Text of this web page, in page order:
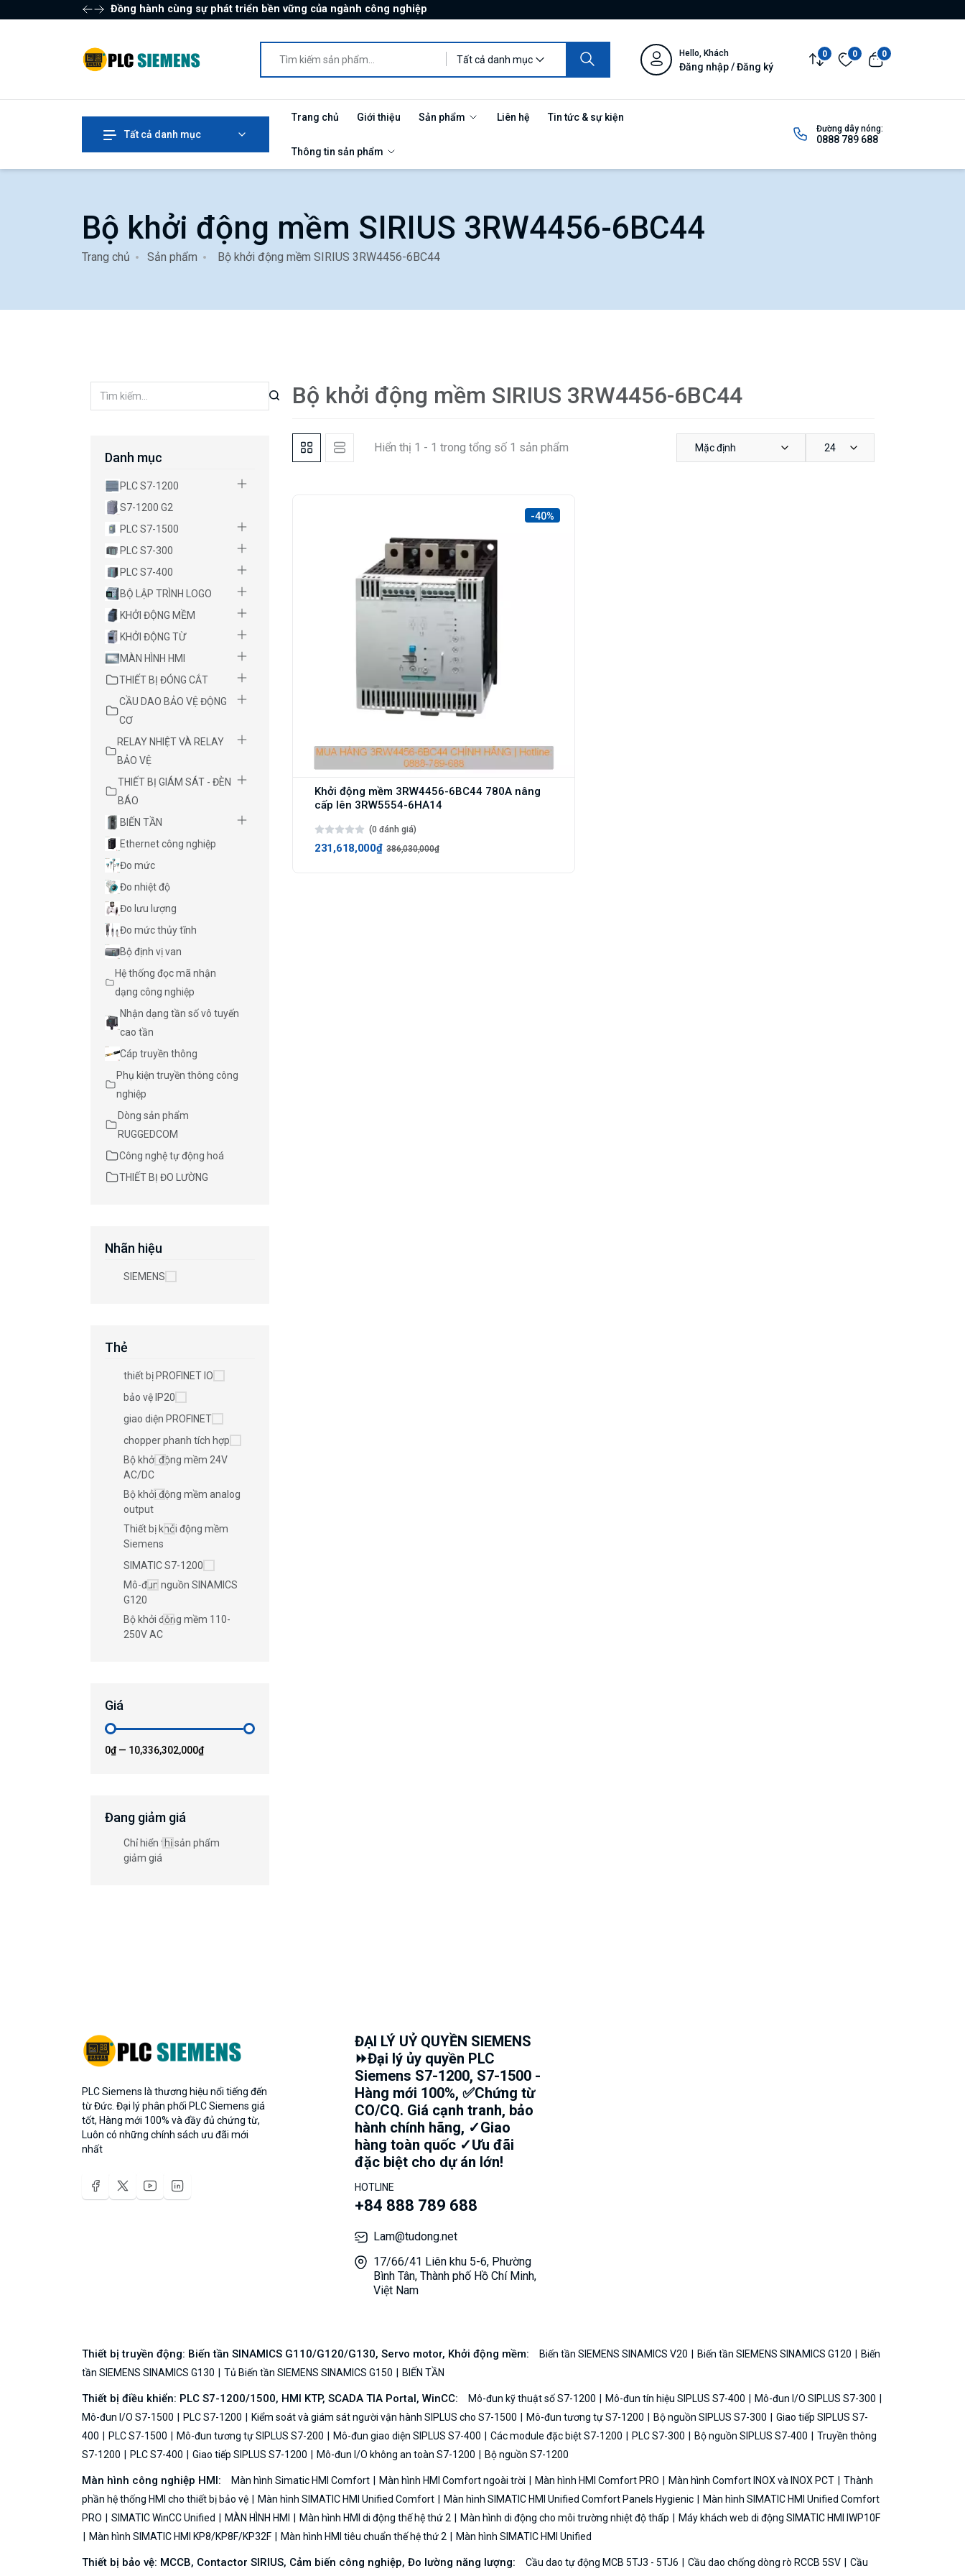
Đồng hành cùng sự phát triển bền vững của ngành công nghiệp
Tất cả danh mục
Hello, Khách
Đăng nhập / Đăng ký
0 0 0
Tất cả danh mục
Trang chủ Giới thiệu Sản phẩm Liên hệ Tin tức & sự kiện
Thông tin sản phẩm
Đường dây nóng:
0888 789 688
Bộ khởi động mềm SIRIUS 3RW4456-6BC44
Trang chủ Sản phẩm Bộ khởi động mềm SIRIUS 3RW4456-6BC44
Danh mục
PLC S7-1200
S7-1200 G2
PLC S7-1500
PLC S7-300
PLC S7-400
BỘ LẬP TRÌNH LOGO
KHỞI ĐỘNG MỀM
KHỞI ĐỘNG TỪ
MÀN HÌNH HMI
THIẾT BỊ ĐÓNG CẮT
CẦU DAO BẢO VỆ ĐỘNG
CƠ
RELAY NHIỆT VÀ RELAY
BẢO VỆ
THIẾT BỊ GIÁM SÁT - ĐÈN
BÁO
BIẾN TẦN
Ethernet công nghiệp
Đo mức
Đo nhiệt độ
Đo lưu lượng
Đo mức thủy tĩnh
Bộ định vị van
Hệ thống đọc mã nhận
dạng công nghiệp
Nhận dạng tần số vô tuyến
cao tần
Cáp truyền thông
Phụ kiện truyền thông công
nghiệp
Dòng sản phẩm
RUGGEDCOM
Công nghệ tự động hoá
THIẾT BỊ ĐO LƯỜNG
Nhãn hiệu
SIEMENS
Thẻ
thiết bị PROFINET IO
bảo vệ IP20
giao diện PROFINET
chopper phanh tích hợp
Bộ khởi động mềm 24V
AC/DC
Bộ khởi động mềm analog
output
Thiết bị khởi động mềm
Siemens
SIMATIC S7-1200
Mô-đun nguồn SINAMICS
G120
Bộ khởi động mềm 110-
250V AC
Giá
0₫— 10,336,302,000₫
Đang giảm giá
Chỉ hiển thị sản phẩm
giảm giá
Bộ khởi động mềm SIRIUS 3RW4456-6BC44
Hiển thị 1 - 1 trong tổng số 1 sản phẩm Mặc định 24
-40%
Khởi động mềm 3RW4456-6BC44 780A nâng
cấp lên 3RW5554-6HA14
(0 đánh giá)
231,618,000₫ 386,030,000₫
PLC Siemens là thương hiệu nổi tiếng đến
từ Đức. Đại lý phân phối PLC Siemens giá
tốt, Hàng mới 100% và đầy đủ chứng từ,
Luôn có những chính sách ưu đãi mới
nhất
ĐẠI LÝ UỶ QUYỀN SIEMENS
⏩Đại lý ủy quyền PLC
Siemens S7-1200, S7-1500 -
Hàng mới 100%, ✅Chứng từ
CO/CQ. Giá cạnh tranh, bảo
hành chính hãng, ✓Giao
hàng toàn quốc ✓Ưu đãi
đặc biệt cho dự án lớn!
HOTLINE
+84 888 789 688
Lam@tudong.net
17/66/41 Liên khu 5-6, Phường
Bình Tân, Thành phố Hồ Chí Minh,
Việt Nam
Thiết bị truyền động: Biến tần SINAMICS G110/G120/G130, Servo motor, Khởi động mềm: Biến tần SIEMENS SINAMICS V20 Biến tần SIEMENS SINAMICS G120
Biến
tần SIEMENS SINAMICS G130
Tủ Biến tần SIEMENS SINAMICS G150 BIẾN TẦN
Thiết bị điều khiển: PLC S7-1200/1500, HMI KTP, SCADA TIA Portal, WinCC: Mô-đun kỹ thuật số S7-1200 Mô-đun tín hiệu SIPLUS S7-400
Mô-đun I/O SIPLUS S7-300
Mô-đun I/O S7-1500
PLC S7-1200 Kiểm soát và giám sát người vận hành SIPLUS cho S7-1500 Mô-đun tương tự S7-1200 Bộ nguồn SIPLUS S7-300
Giao tiếp SIPLUS S7-
400
PLC S7-1500 Mô-đun tương tự SIPLUS S7-200 Mô-đun giao diện SIPLUS S7-400 Các module đặc biệt S7-1200 PLC S7-300 Bộ nguồn SIPLUS S7-400
Truyền thông
S7-1200
PLC S7-400 Giao tiếp SIPLUS S7-1200 Mô-đun I/O không an toàn S7-1200 Bộ nguồn S7-1200
Màn hình công nghiệp HMI: Màn hình Simatic HMI Comfort Màn hình HMI Comfort ngoài trời Màn hình HMI Comfort PRO Màn hình Comfort INOX và INOX PCT
Thành
phần hệ thống HMI cho thiết bị bảo vệ
Màn hình SIMATIC HMI Unified Comfort Màn hình SIMATIC HMI Unified Comfort Panels Hygienic
Màn hình SIMATIC HMI Unified Comfort
PRO
SIMATIC WinCC Unified MÀN HÌNH HMI Màn hình HMI di động thế hệ thứ 2 Màn hình di động cho môi trường nhiệt độ thấp
Máy khách web di động SIMATIC HMI IWP10F
Màn hình SIMATIC HMI KP8/KP8F/KP32F
Màn hình HMI tiêu chuẩn thế hệ thứ 2 Màn hình SIMATIC HMI Unified
Thiết bị bảo vệ: MCCB, Contactor SIRIUS, Cảm biến công nghiệp, Đo lường năng lượng: Cầu dao tự động MCB 5TJ3 - 5TJ6 Cầu dao chống dòng rò RCCB 5SV
Cầu